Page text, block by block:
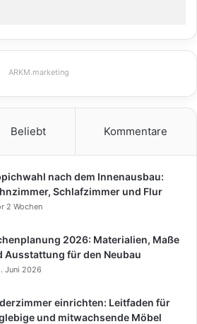
ARKM.marketing
Beliebt Kommentare
nach dem Innenausbau:
Schlafzimmer und Flur
2 Wochen
2026: Materialien, Maße
Ausstattung für den Neubau
Juni 2026
einrichten: Leitfaden für
und mitwachsende Möbel